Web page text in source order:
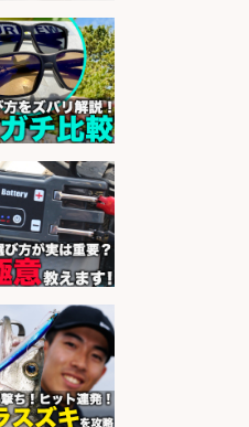
募集
by 求人ボックス
算不要
研修あり
by 求人ボックス
る